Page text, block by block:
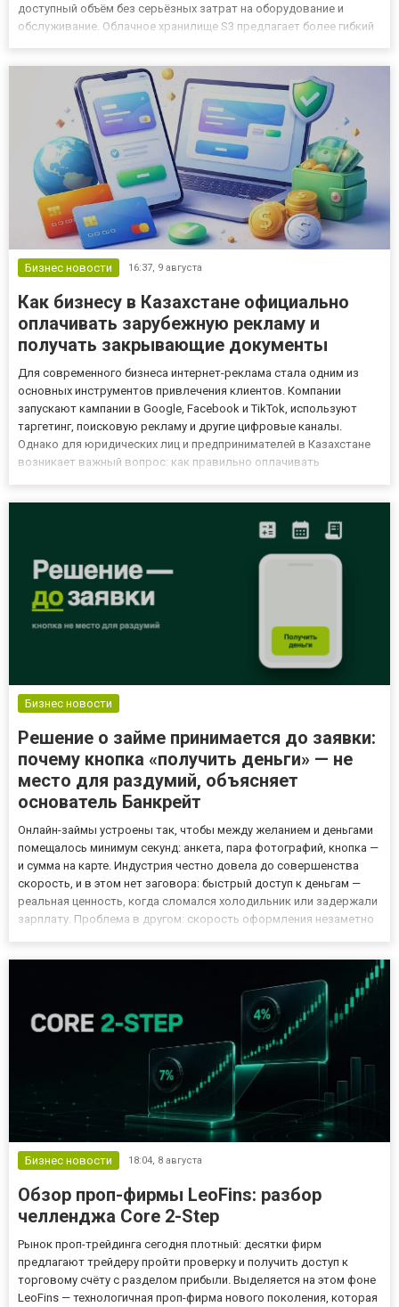
доступный объём без серьёзных затрат на оборудование и
обслуживание. Облачное хранилище S3 предлагает более гибкий
интерфейсы....
Бизнес новости 16:37, 9 августа
Как бизнесу в Казахстане официально
оплачивать зарубежную рекламу и
получать закрывающие документы
Для современного бизнеса интернет-реклама стала одним из
основных инструментов привлечения клиентов. Компании
запускают кампании в Google, Facebook и TikTok, используют
таргетинг, поисковую рекламу и другие цифровые каналы.
Однако для юридических лиц и предпринимателей в Казахстане
возникает важный вопрос: как правильно оплачивать
Бизнес новости
Решение о займе принимается до заявки:
почему кнопка «получить деньги» — не
место для раздумий, объясняет
основатель Банкрейт
Онлайн-займы устроены так, чтобы между желанием и деньгами
помещалось минимум секунд: анкета, пара фотографий, кнопка —
и сумма на карте. Индустрия честно довела до совершенства
скорость, и в этом нет заговора: быстрый доступ к деньгам —
реальная ценность, когда сломался холодильник или задержали
зарплату. Проблема в другом: скорость оформления незаметно
Бизнес новости 18:04, 8 августа
Обзор проп-фирмы LeoFins: разбор
челленджа Core 2-Step
Рынок проп-трейдинга сегодня плотный: десятки фирм
предлагают трейдеру пройти проверку и получить доступ к
торговому счёту с разделом прибыли. Выделяется на этом фоне
LeoFins — технологичная проп-фирма нового поколения, которая